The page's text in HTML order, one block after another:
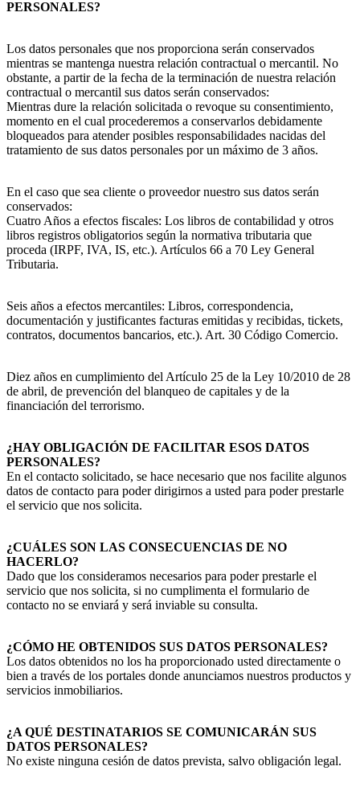
PERSONALES?
Los datos personales que nos proporciona serán conservados
mientras se mantenga nuestra relación contractual o mercantil. No
obstante, a partir de la fecha de la terminación de nuestra relación
contractual o mercantil sus datos serán conservados:
Mientras dure la relación solicitada o revoque su consentimiento,
momento en el cual procederemos a conservarlos debidamente
bloqueados para atender posibles responsabilidades nacidas del
tratamiento de sus datos personales por un máximo de 3 años.
En el caso que sea cliente o proveedor nuestro sus datos serán
conservados:
Cuatro Años a efectos fiscales: Los libros de contabilidad y otros
libros registros obligatorios según la normativa tributaria que
proceda (IRPF, IVA, IS, etc.). Artículos 66 a 70 Ley General
Tributaria.
Seis años a efectos mercantiles: Libros, correspondencia,
documentación y justificantes facturas emitidas y recibidas, tickets,
contratos, documentos bancarios, etc.). Art. 30 Código Comercio.
Diez años en cumplimiento del Artículo 25 de la Ley 10/2010 de 28
de abril, de prevención del blanqueo de capitales y de la
financiación del terrorismo.
¿HAY OBLIGACIÓN DE FACILITAR ESOS DATOS
PERSONALES?
En el contacto solicitado, se hace necesario que nos facilite algunos
datos de contacto para poder dirigirnos a usted para poder prestarle
el servicio que nos solicita.
¿CUÁLES SON LAS CONSECUENCIAS DE NO
HACERLO?
Dado que los consideramos necesarios para poder prestarle el
servicio que nos solicita, si no cumplimenta el formulario de
contacto no se enviará y será inviable su consulta.
¿CÓMO HE OBTENIDOS SUS DATOS PERSONALES?
Los datos obtenidos no los ha proporcionado usted directamente o
bien a través de los portales donde anunciamos nuestros productos y
servicios inmobiliarios.
¿A QUÉ DESTINATARIOS SE COMUNICARÁN SUS
DATOS PERSONALES?
No existe ninguna cesión de datos prevista, salvo obligación legal.